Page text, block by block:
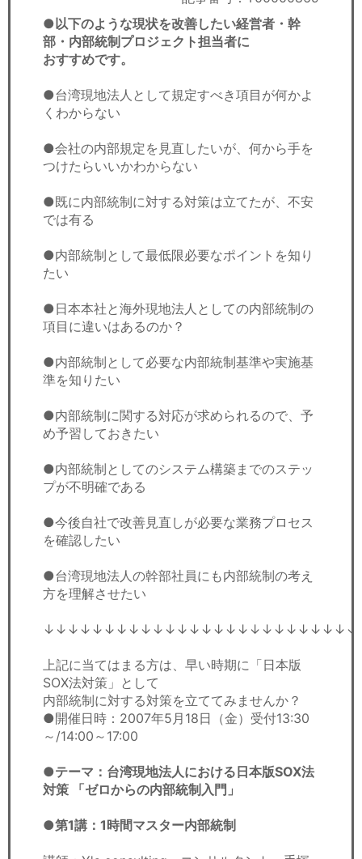
労務顧問
飲食店情報
●以下のような現状を改善したい経営者・幹
部・内部統制プロジェクト担当者に
おすすめです。
●台湾現地法人として規定すべき項目が何かよ
くわからない
●会社の内部規定を見直したいが、何から手を
つけたらいいかわからない
●既に内部統制に対する対策は立てたが、不安
では有る
●内部統制として最低限必要なポイントを知り
たい
●日本本社と海外現地法人としての内部統制の
項目に違いはあるのか？
●内部統制として必要な内部統制基準や実施基
準を知りたい
●内部統制に関する対応が求められるので、予
め予習しておきたい
●内部統制としてのシステム構築までのステッ
プが不明確である
●今後自社で改善見直しが必要な業務プロセス
を確認したい
●台湾現地法人の幹部社員にも内部統制の考え
方を理解させたい
上記に当てはまる方は、早い時期に「日本版
SOX法対策」として
内部統制に対する対策を立ててみませんか？
●開催日時：2007年5月18日（金）受付13:30
～/14:00～17:00
●テーマ：台湾現地法人における日本版SOX法
対策 「ゼロからの内部統制入門」
●第1講：1時間マスター内部統制